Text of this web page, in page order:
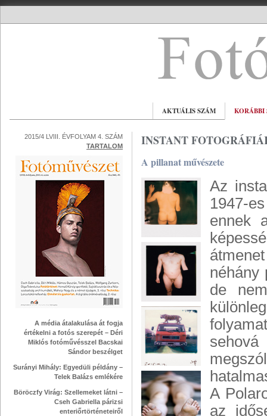
AKTUÁLIS SZÁM KORÁBBI
2015/4 LVIII. ÉVFOLYAM 4. SZÁM
TARTALOM
A média átalakulása át fogja
értékelni a fotós szerepét – Déri
Miklós fotóművésszel Bacskai
Sándor beszélget
Surányi Mihály: Egyedüli példány –
Telek Balázs emlékére
Böröczfy Virág: Szellemeket látni –
Cseh Gabriella párizsi
enteriőrtörténeteiről
INSTANT
A pillanat művészete
Az
1947-
ennek
néhány
de
A
az